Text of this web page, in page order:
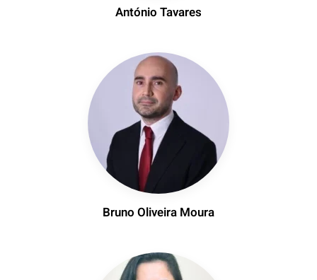
António Tavares
Bruno Oliveira Moura